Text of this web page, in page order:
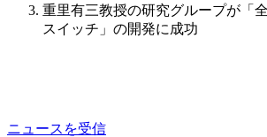
重里有三教授の研究グループが「
スイッチ」の開発に成功
ニュースを受信